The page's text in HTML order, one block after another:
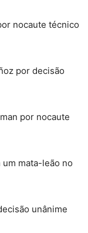
nocaute técnico
por decisão
por nocaute
mata-leão no
unânime